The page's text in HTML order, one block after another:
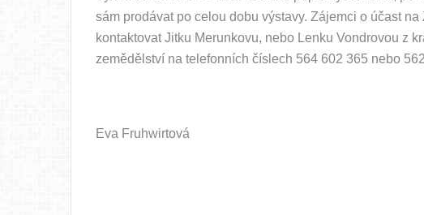
sám prodávat po celou dobu výstavy. Zájemci o účast
kontaktovat Jitku Merunkovu, nebo Lenku Vondrovou z
zemědělství na telefonních číslech 564 602 365 nebo
Eva Fruhwirtová